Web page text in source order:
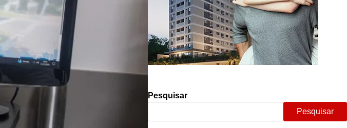
Pesquisar
Pesquisar